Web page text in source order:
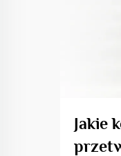
Jakie